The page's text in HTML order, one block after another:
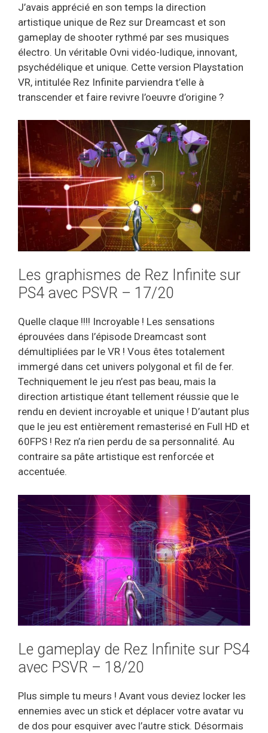
J’avais apprécié en son temps la direction
artistique unique de Rez sur Dreamcast et son
gameplay de shooter rythmé par ses musiques
électro. Un véritable Ovni vidéo-ludique, innovant,
psychédélique et unique. Cette version Playstation
VR, intitulée Rez Infinite parviendra t’elle à
transcender et faire revivre l’oeuvre d’origine ?
Les graphismes de Rez Infinite sur
PS4 avec PSVR – 17/20
Quelle claque !!!! Incroyable ! Les sensations
éprouvées dans l’épisode Dreamcast sont
démultipliées par le VR ! Vous êtes totalement
immergé dans cet univers polygonal et fil de fer.
Techniquement le jeu n’est pas beau, mais la
direction artistique étant tellement réussie que le
rendu en devient incroyable et unique ! D’autant plus
que le jeu est entièrement remasterisé en Full HD et
60FPS ! Rez n’a rien perdu de sa personnalité. Au
contraire sa pâte artistique est renforcée et
accentuée.
Le gameplay de Rez Infinite sur PS4
avec PSVR – 18/20
Plus simple tu meurs ! Avant vous deviez locker les
ennemies avec un stick et déplacer votre avatar vu
de dos pour esquiver avec l’autre stick. Désormais